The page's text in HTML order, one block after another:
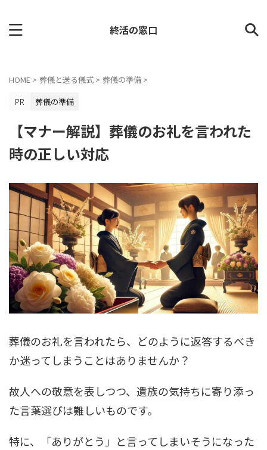
終活の窓口
HOME > 葬儀と送る儀式 > 葬儀の準備 >
葬儀の準備
【マナー解説】葬儀のお礼を言われた
時の正しい対応
葬儀のお礼を言われたら、どのように返答するべき
か迷ってしまうことはありませんか？
故人への敬意を表しつつ、遺族の気持ちに寄り添っ
た言葉選びは難しいものです。
特に、「ありがとう」と言ってしまいそうになった